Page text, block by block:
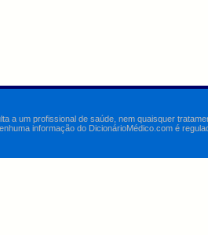
a um profissional de saúde, nem quaisquer
informação do DicionárioMédico.com é